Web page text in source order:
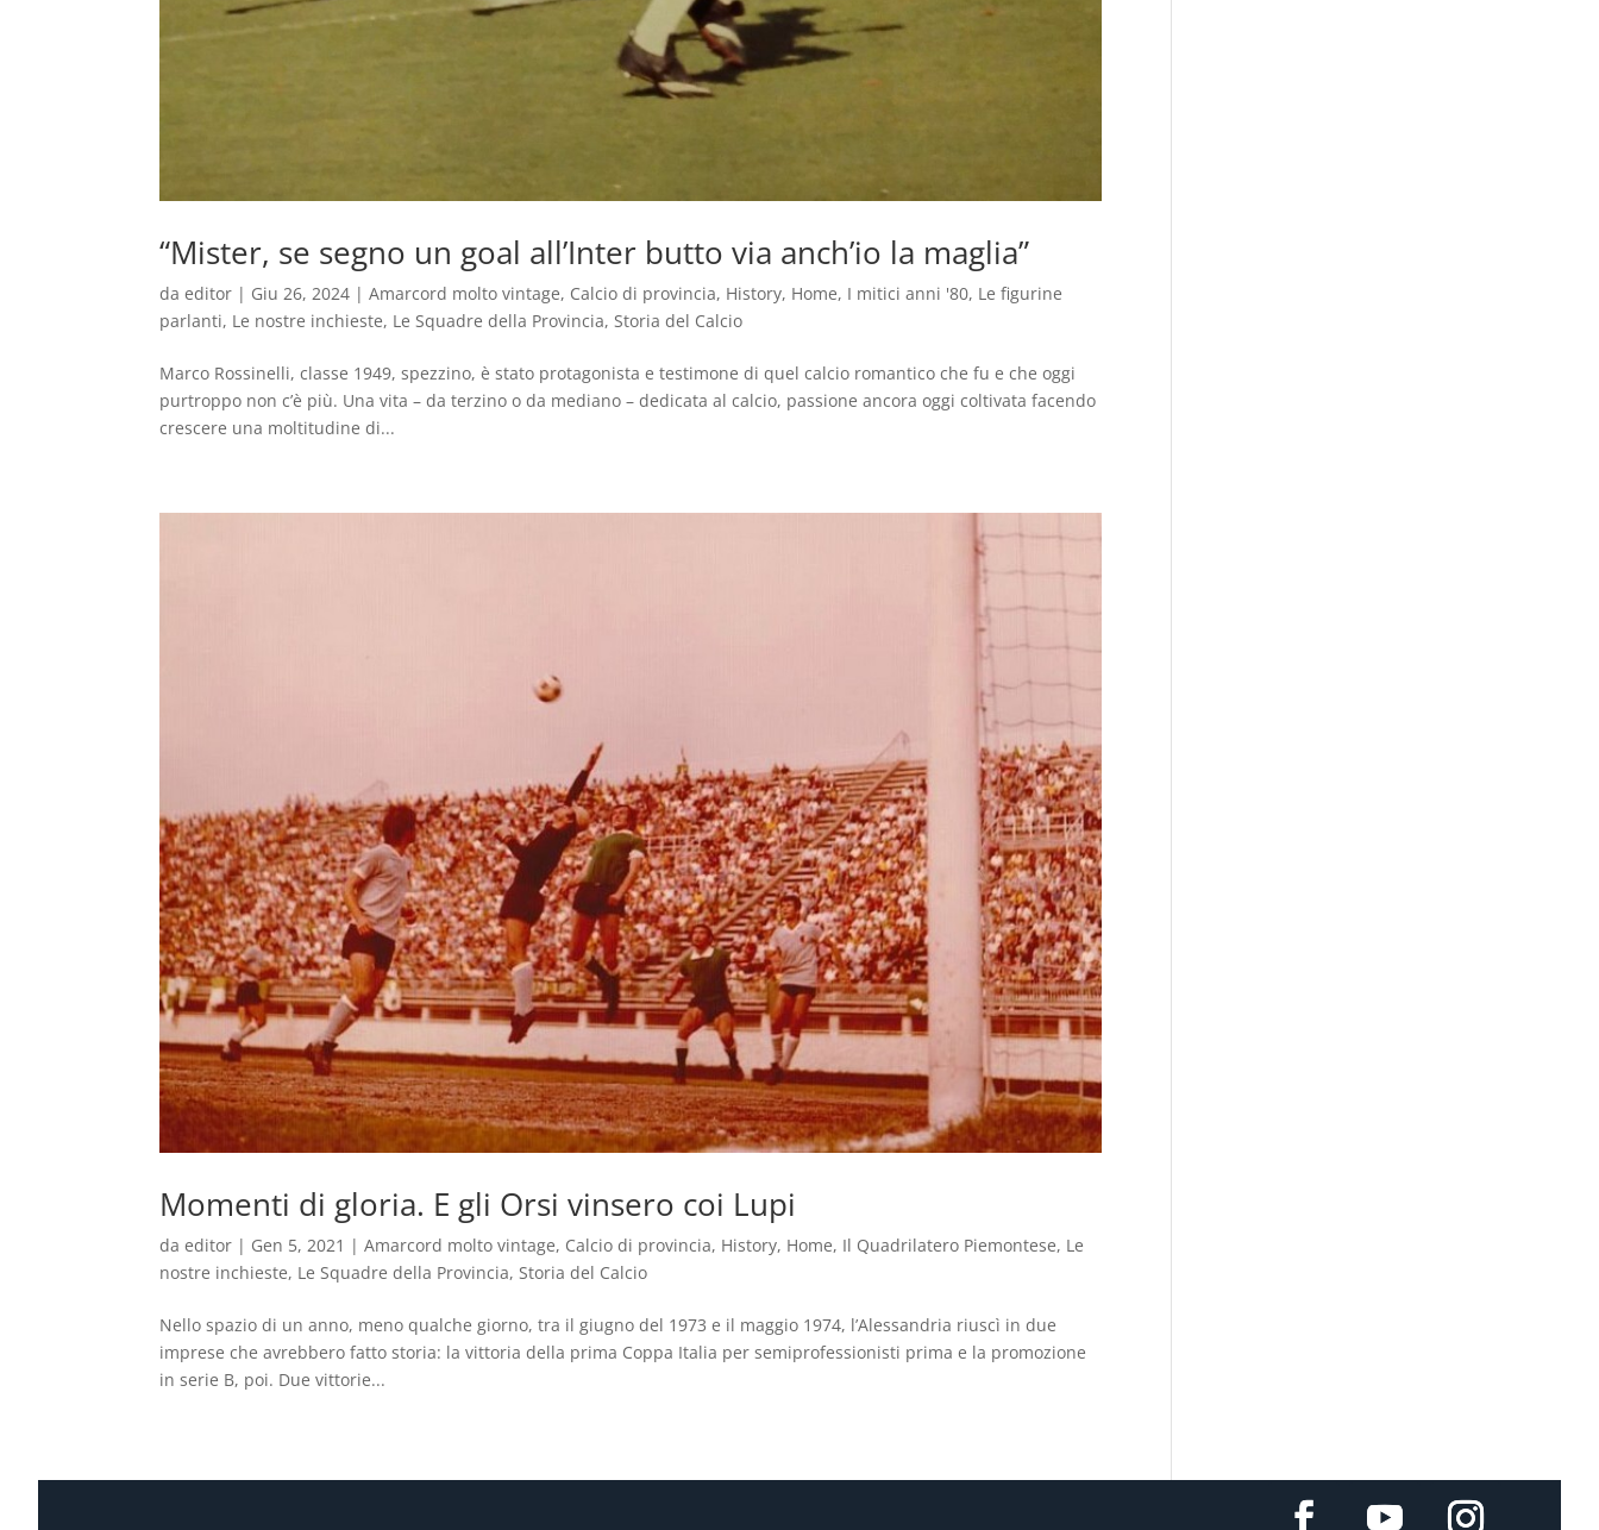
“Mister, se segno un goal all’Inter butto via anch’io la maglia”
daeditor | Giu 26, 2024 |Amarcord molto vintage, Calcio di provincia, History, Home, I mitici anni '80, Le figurine
parlanti, Le nostre inchieste, Le Squadre della Provincia, Storia del Calcio
Marco Rossinelli, classe 1949, spezzino, è stato protagonista e testimone di quel calcio romantico che fu e che oggi
purtroppo non c’è più. Una vita – da terzino o da mediano – dedicata al calcio, passione ancora oggi coltivata facendo
crescere una moltitudine di...
Momenti di gloria. E gli Orsi vinsero coi Lupi
daeditor | Gen 5, 2021 |Amarcord molto vintage, Calcio di provincia, History, Home, Il Quadrilatero Piemontese, Le
nostre inchieste, Le Squadre della Provincia,Storia del Calcio
Nello spazio di un anno, meno qualche giorno, tra il giugno del 1973 e il maggio 1974, l’Alessandria riuscì in due
imprese che avrebbero fatto storia: la vittoria della prima Coppa Italia per semiprofessionisti prima e la promozione
in serie B, poi. Due vittorie...